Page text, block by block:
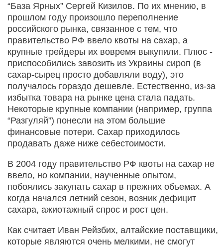
“База Ярных” Сергей Кизилов. По их мнению, в
прошлом году произошло переполнение
российского рынка, связанное с тем, что
правительство РФ ввело квоты на сахар, а
крупные трейдеры их вовремя выкупили. Плюс -
приспособились завозить из Украины сироп (в
сахар-сырец просто добавляли воду), это
получалось гораздо дешевле. Естественно, из-за
избытка товара на рынке цена стала падать.
Некоторые крупные компании (например, группа
“Разгуляй”) понесли на этом большие
финансовые потери. Сахар приходилось
продавать даже ниже себестоимости.
В 2004 году правительство РФ квоты на сахар не
ввело, но компании, наученные опытом,
побоялись закупать сахар в прежних объемах. А
когда начался летний сезон, возник дефицит
сахара, ажиотажный спрос и рост цен.
Как считает Иван Рейзбих, алтайские поставщики,
которые являются очень мелкими, не смогут